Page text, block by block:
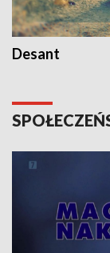
Desant